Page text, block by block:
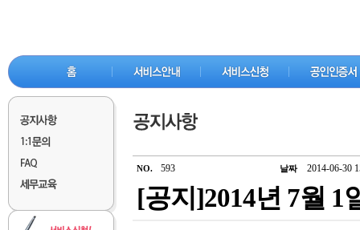
NO. 593 날짜 2014-06-30
[공지]2014년 7월